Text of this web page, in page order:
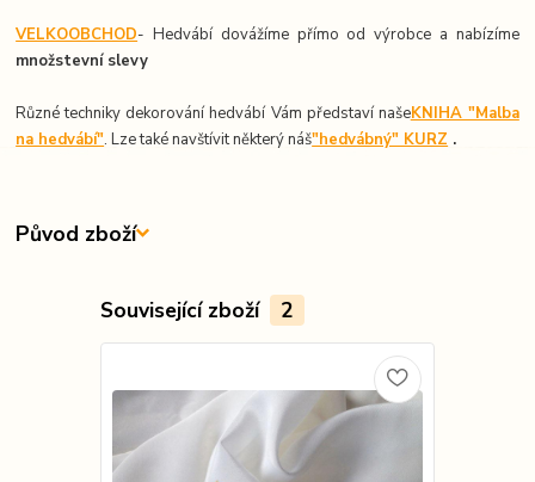
VELKOOBCHOD- Hedvábí dovážíme přímo od výrobce a nabízíme
množstevní slevy
Různé techniky dekorování hedvábí Vám představí našeKNIHA "Malba
na hedvábí". Lze také navštívit některý náš"hedvábný" KURZ .
Původ zboží
Související zboží 2